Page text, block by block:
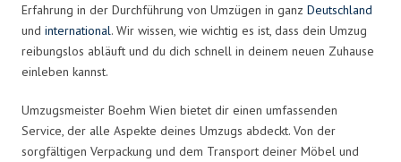
Erfahrung in der Durchführung von Umzügen in ganz Deutschland
und international. Wir wissen, wie wichtig es ist, dass dein Umzug
reibungslos abläuft und du dich schnell in deinem neuen Zuhause
einleben kannst.
Umzugsmeister Boehm Wien bietet dir einen umfassenden
Service, der alle Aspekte deines Umzugs abdeckt. Von der
sorgfältigen Verpackung und dem Transport deiner Möbel und